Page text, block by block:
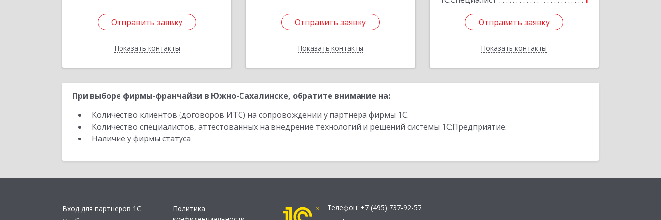
Отправить заявку
Показать контакты
Отправить заявку
Назад
Отправить заявку
Показать контакты
Отправить заявку
Назад
Отправить заявку
Показать контакты
Отправить заявку
Назад
При выборе фирмы-франчайзи в Южно-Сахалинске, обратите внимание на:
Количество клиентов (договоров ИТС) на сопровождении у партнера фирмы 1С.
Количество специалистов, аттестованных на внедрение технологий и решений системы 1С:Предприятие.
Наличие у фирмы статуса
Вход для партнеров 1С
Политика
Телефон: +7 (495) 737-92-57